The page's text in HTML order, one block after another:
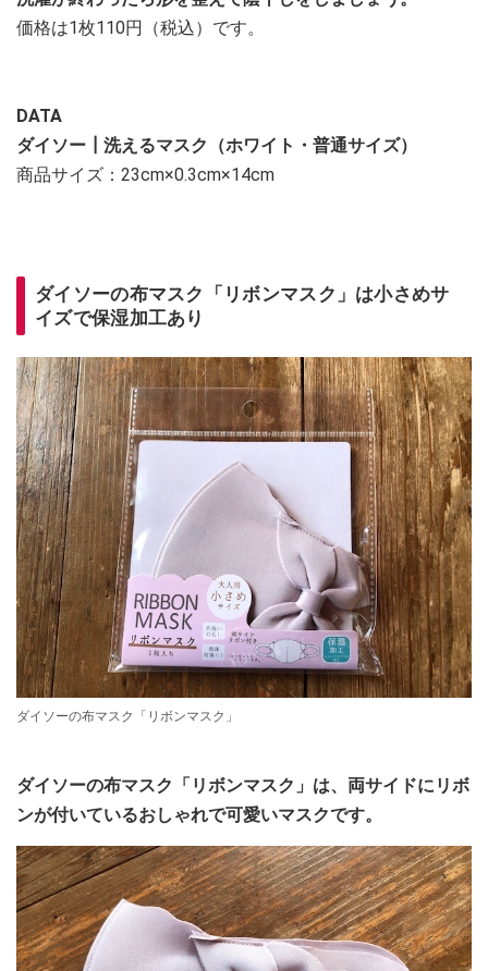
価格は1枚110円（税込）です。
DATA
ダイソー┃洗えるマスク（ホワイト・普通サイズ）
商品サイズ：23cm×0.3cm×14cm
ダイソーの布マスク「リボンマスク」は小さめサ
イズで保湿加工あり
ダイソーの布マスク「リボンマスク」
ダイソーの布マスク「リボンマスク」は、両サイドにリボ
ンが付いているおしゃれで可愛いマスクです。